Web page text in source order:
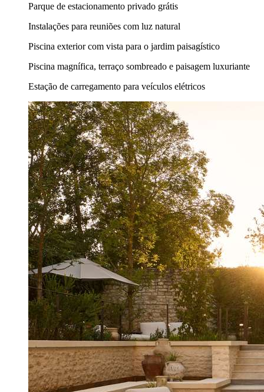
Parque de estacionamento privado grátis
Instalações para reuniões com luz natural
Piscina exterior com vista para o jardim paisagístico
Piscina magnífica, terraço sombreado e paisagem luxuriante
Estação de carregamento para veículos elétricos